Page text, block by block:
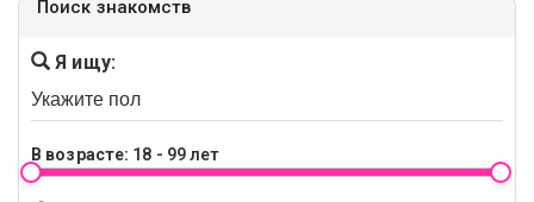
Поиск знакомств
Я ищу:
В возрасте: 18 - 99 лет